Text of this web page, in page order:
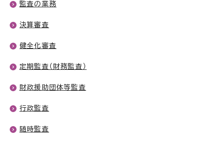
監査の業務
決算審査
健全化審査
定期監査（財務監査）
財政援助団体等監査
行政監査
随時監査